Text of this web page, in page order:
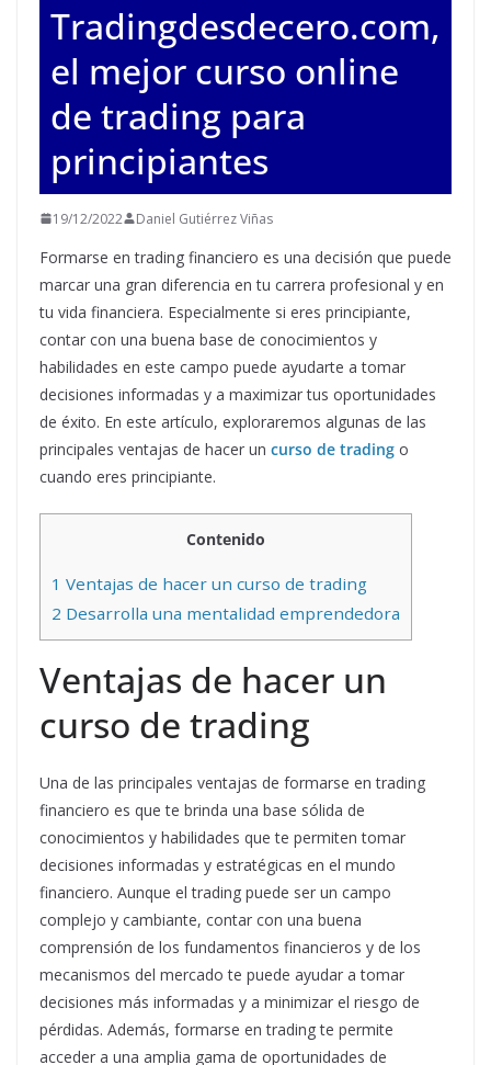
Tradingdesdecero.com,
el mejor curso online
de trading para
principiantes
19/12/2022 Daniel Gutiérrez Viñas
Formarse en trading financiero es una decisión que puede
marcar una gran diferencia en tu carrera profesional y en
tu vida financiera. Especialmente si eres principiante,
contar con una buena base de conocimientos y
habilidades en este campo puede ayudarte a tomar
decisiones informadas y a maximizar tus oportunidades
de éxito. En este artículo, exploraremos algunas de las
principales ventajas de hacer un curso de trading o
cuando eres principiante.
Contenido
1 Ventajas de hacer un curso de trading
2 Desarrolla una mentalidad emprendedora
Ventajas de hacer un
curso de trading
Una de las principales ventajas de formarse en trading
financiero es que te brinda una base sólida de
conocimientos y habilidades que te permiten tomar
decisiones informadas y estratégicas en el mundo
financiero. Aunque el trading puede ser un campo
complejo y cambiante, contar con una buena
comprensión de los fundamentos financieros y de los
mecanismos del mercado te puede ayudar a tomar
decisiones más informadas y a minimizar el riesgo de
pérdidas. Además, formarse en trading te permite
acceder a una amplia gama de oportunidades de